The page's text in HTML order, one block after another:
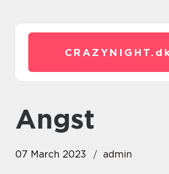
CRAZYNIGHT.
angst
07 March 2023 admin